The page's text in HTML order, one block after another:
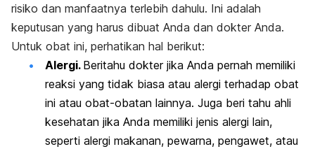
risiko dan manfaatnya terlebih dahulu. Ini adalah
keputusan yang harus dibuat Anda dan dokter Anda.
Untuk obat ini, perhatikan hal berikut:
Alergi. Beritahu dokter jika Anda pernah memiliki
reaksi yang tidak biasa atau alergi terhadap obat
ini atau obat-obatan lainnya. Juga beri tahu ahli
kesehatan jika Anda memiliki jenis alergi lain,
seperti alergi makanan, pewarna, pengawet, atau